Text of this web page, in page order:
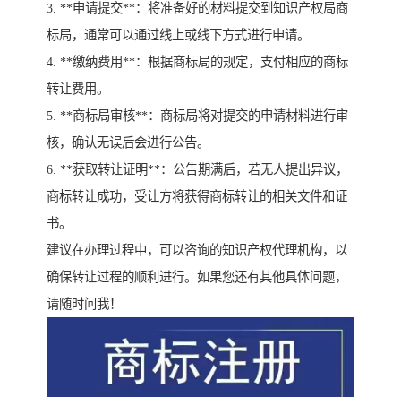
3. **申请提交**：将准备好的材料提交到知识产权局商
标局，通常可以通过线上或线下方式进行申请。
4. **缴纳费用**：根据商标局的规定，支付相应的商标
转让费用。
5. **商标局审核**：商标局将对提交的申请材料进行审
核，确认无误后会进行公告。
6. **获取转让证明**：公告期满后，若无人提出异议，
商标转让成功，受让方将获得商标转让的相关文件和证
书。
建议在办理过程中，可以咨询的知识产权代理机构，以
确保转让过程的顺利进行。如果您还有其他具体问题，
请随时问我！